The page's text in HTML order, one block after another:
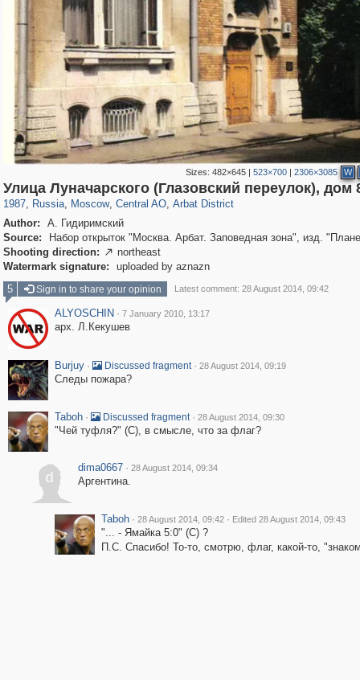
Sizes: 482×645| 523×700| 2306×3085 W
Улица Луначарского (Глазовский переулок), дом
1987, Russia
1,406,721 29,243
, Moscow
319,864 8,286
, Central AO
160,011 5,916
, Arbat District
13,485 356
Author:
А. Гидиримский
Source:
Набор открыток "Москва. Арбат. Заповедная зона", изд.
Shooting direction:  northeast
Watermark signature:
uploaded by aznazn
5
Sign in to share your opinion Latest comment: 28 August 2014, 09:42
ALYOSCHIN · 7 January 2010, 13:17
арх. Л.Кекушев
Burjuy · Discussed fragment · 28 August 2014, 09:19
Следы пожара?
Taboh · Discussed fragment · 28 August 2014, 09:30
"Чей туфля?" (С), в смысле, что за флаг?
d
dima0667 · 28 August 2014, 09:34
Аргентина.
Taboh · 28 August 2014, 09:42 · Edited 28 August 2014, 09:43
"... - Ямайка 5:0" (С) ?
П.С. Спасибо! То-то, смотрю, флаг, какой-то,